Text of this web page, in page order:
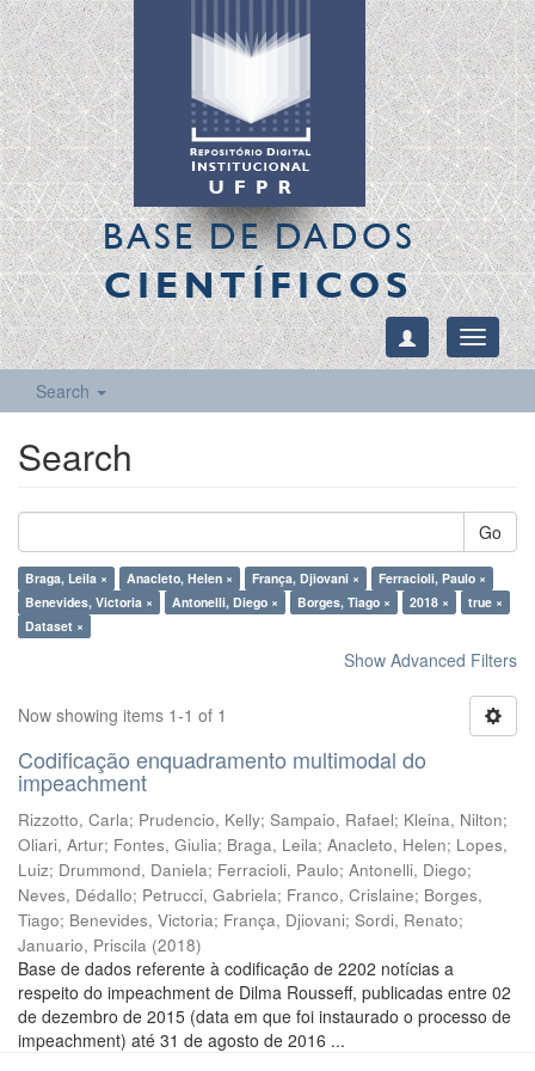
BASE DE DADOS
CIENTÍFICOS
Toggle
Search
Search
Go
Braga, Leila × Anacleto, Helen × França, Djiovani ×
Ferracioli, Paulo ×
Benevides, Victoria ×
Antonelli, Diego × Borges, Tiago × 2018 ×
true ×
Dataset ×
Show Advanced Filters
Now showing items 1-1 of 1
Codificação enquadramento multimodal do
impeachment
Rizzotto, Carla; Prudencio, Kelly; Sampaio, Rafael; Kleina, Nilton;
Oliari, Artur; Fontes, Giulia; Braga, Leila; Anacleto, Helen; Lopes,
Luiz; Drummond, Daniela; Ferracioli, Paulo; Antonelli, Diego;
Neves, Dédallo; Petrucci, Gabriela; Franco, Crislaine; Borges,
Tiago; Benevides, Victoria; França, Djiovani; Sordi, Renato;
Januario, Priscila (2018)
Base de dados referente à codificação de 2202 notícias a
respeito do impeachment de Dilma Rousseff, publicadas entre 02
de dezembro de 2015 (data em que foi instaurado o processo de
impeachment) até 31 de agosto de 2016 ...